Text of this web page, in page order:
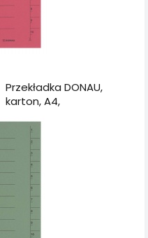
Przekładka DONAU,
karton, A4,
karta, zielona